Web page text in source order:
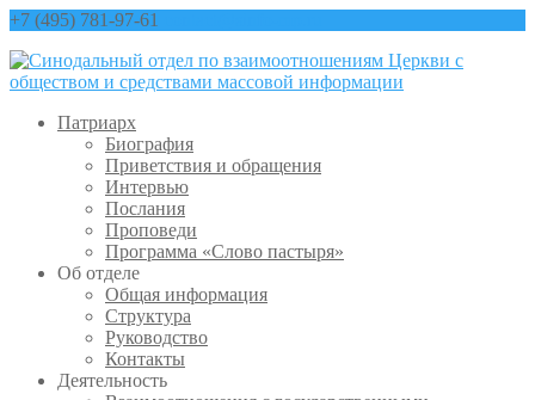
+7 (495) 781-97-61
Патриарх
Биография
Приветствия и обращения
Интервью
Послания
Проповеди
Программа «Слово пастыря»
Об отделе
Общая информация
Структура
Руководство
Контакты
Деятельность